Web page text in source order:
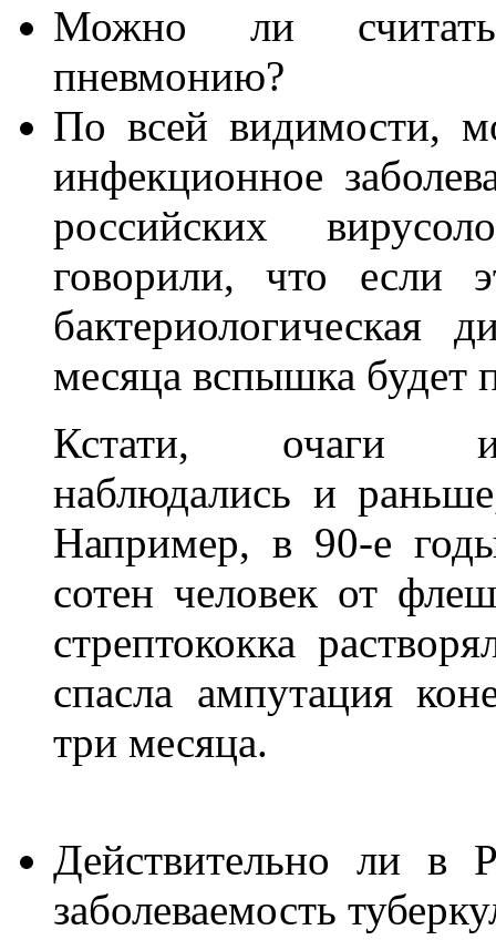
Можно ли
пневмонию?
По всей видимости,
инфекционное
российских
говорили, что если
бактериологическая
месяца вспышка будет
Кстати, очаги
наблюдались и
Например, в 90-е
сотен человек от
стрептококка
спасла ампутация
три месяца.
Действительно ли в
заболеваемость